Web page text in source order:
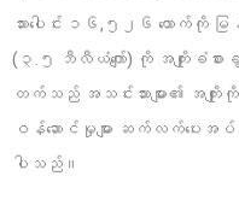
သားပေါင်း ၁၆,၅၂၆ ယောက်
(၃.၅ ဘီလီယံကျော်) ကို အကျိုးခံစာ
တက်သည် အသင်းသားများ၏ အကျိုး
ဝန်ဆောင်မှုများ ဆက်လက်ပေးအ
ပါသည်။